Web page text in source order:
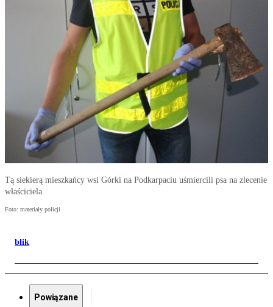
Tą siekierą mieszkańcy wsi Górki na Podkarpaciu uśmiercili psa na zlecenie
właściciela.
Foto: materiały policji
blik
Powiązane